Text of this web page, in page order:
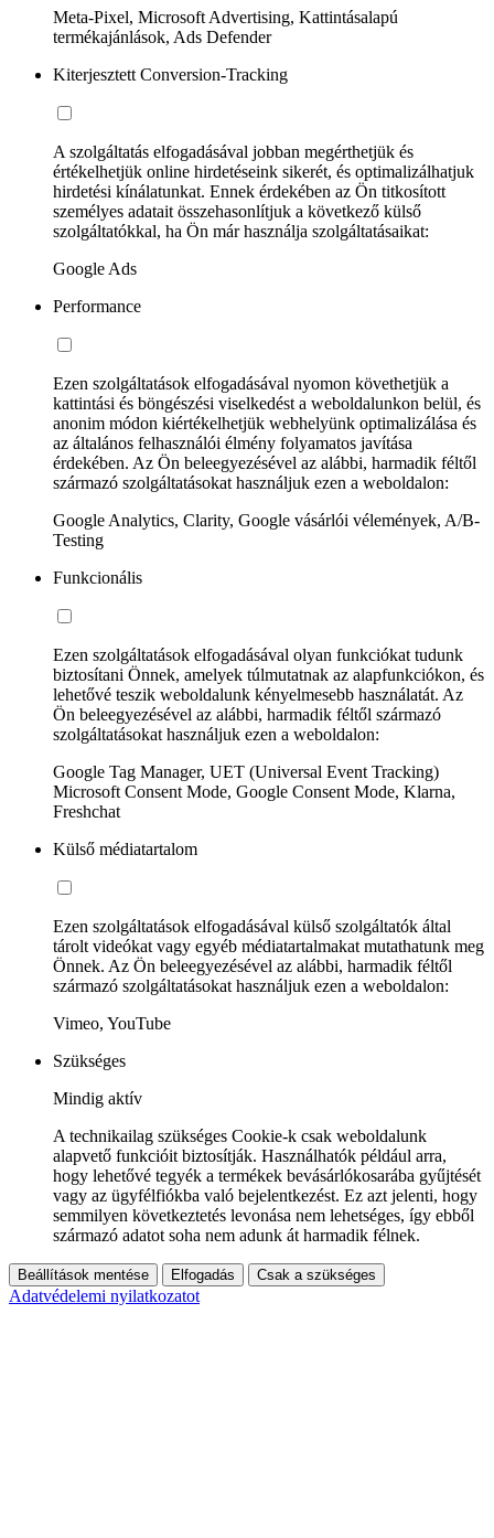
Meta-Pixel, Microsoft Advertising, Kattintásalapú
termékajánlások, Ads Defender
Kiterjesztett Conversion-Tracking
A szolgáltatás elfogadásával jobban megérthetjük és
értékelhetjük online hirdetéseink sikerét, és optimalizálhatjuk
hirdetési kínálatunkat. Ennek érdekében az Ön titkosított
személyes adatait összehasonlítjuk a következő külső
szolgáltatókkal, ha Ön már használja szolgáltatásaikat:
Google Ads
Performance
Ezen szolgáltatások elfogadásával nyomon követhetjük a
kattintási és böngészési viselkedést a weboldalunkon belül, és
anonim módon kiértékelhetjük webhelyünk optimalizálása és
az általános felhasználói élmény folyamatos javítása
érdekében. Az Ön beleegyezésével az alábbi, harmadik féltől
származó szolgáltatásokat használjuk ezen a weboldalon:
Google Analytics, Clarity, Google vásárlói vélemények, A/B-
Testing
Funkcionális
Ezen szolgáltatások elfogadásával olyan funkciókat tudunk
biztosítani Önnek, amelyek túlmutatnak az alapfunkciókon, és
lehetővé teszik weboldalunk kényelmesebb használatát. Az
Ön beleegyezésével az alábbi, harmadik féltől származó
szolgáltatásokat használjuk ezen a weboldalon:
Google Tag Manager, UET (Universal Event Tracking)
Microsoft Consent Mode, Google Consent Mode, Klarna,
Freshchat
Külső médiatartalom
Ezen szolgáltatások elfogadásával külső szolgáltatók által
tárolt videókat vagy egyéb médiatartalmakat mutathatunk meg
Önnek. Az Ön beleegyezésével az alábbi, harmadik féltől
származó szolgáltatásokat használjuk ezen a weboldalon:
Vimeo, YouTube
Szükséges
Mindig aktív
A technikailag szükséges Cookie-k csak weboldalunk
alapvető funkcióit biztosítják. Használhatók például arra,
hogy lehetővé tegyék a termékek bevásárlókosarába gyűjtését
vagy az ügyfélfiókba való bejelentkezést. Ez azt jelenti, hogy
semmilyen következtetés levonása nem lehetséges, így ebből
származó adatot soha nem adunk át harmadik félnek.
Beállítások mentése Elfogadás Csak a szükséges
Adatvédelemi nyilatkozatot